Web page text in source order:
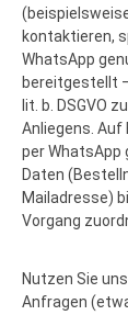
kontaktieren,
WhatsApp
bereitgestellt
lit. b. DSGVO
Anliegens. Auf
per WhatsApp
Daten
Mailadresse)
Vorgang
Nutzen Sie
Anfragen